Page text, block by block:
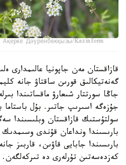
Дәуренбекқызы/Kazinform
قازاقستان مەن جاپونيا عالىمدارى
گەنەتيكالىق قورىن ساقتاۋ جانە
جاڭا سورتتار شىعارۋ ماقساتىندا
جۇزەگە اسىرىپ جاتىر. بۇل
سولتۇستىك قازاقستان وبلىسىندا
بارىسىندا ونداعان قۇندى وسىمدىك
بارىسىندا جابايى قاۋىن، قاربىز
كەزدەسەتىن تۇرلەرى دە تىركەلگەن.